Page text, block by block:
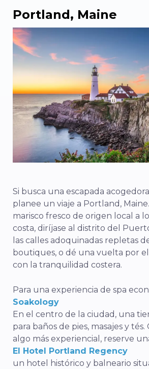
Portland, Maine
Si busca una escapada
planee un viaje a Portland,
marisco fresco de origen local a
costa, diríjase al distrito del
las calles adoquinadas repletas
boutiques, o dé una vuelta por
con la tranquilidad costera.
Para una experiencia de spa
Soakology
En el centro de la ciudad, una
para baños de pies, masajes y
algo más experiencial, reserve
El Hotel Portland Regency
un hotel histórico y balneario